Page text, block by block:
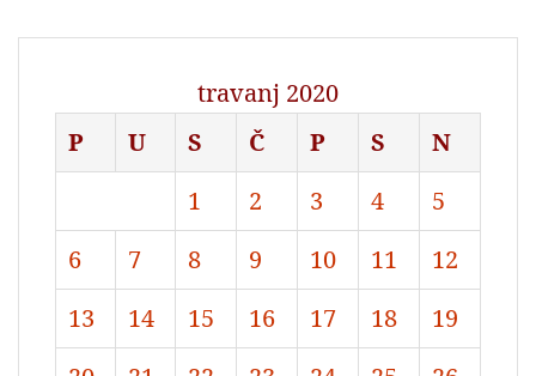
travanj 2020
P
U S Č P S
N
1
2 3 4
5
6
7 8 9 10 11
12
13
14 15 16 17 18
19